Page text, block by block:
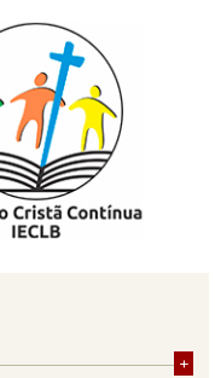
+